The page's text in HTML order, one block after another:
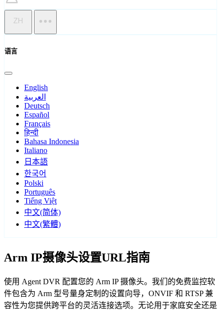
ZH
语言
English
العربية
Deutsch
Español
Français
हिन्दी
Bahasa Indonesia
Italiano
日本語
한국어
Polski
Português
Tiếng Việt
中文(简体)
中文(繁體)
Arm IP摄像头设置URL指南
使用 Agent DVR 配置您的 Arm IP 摄像头。我们的免费监控软
件包含为 Arm 型号量身定制的设置向导，ONVIF 和 RTSP 兼
容性为您提供跨平台的灵活连接选项。无论用于家庭安全还是